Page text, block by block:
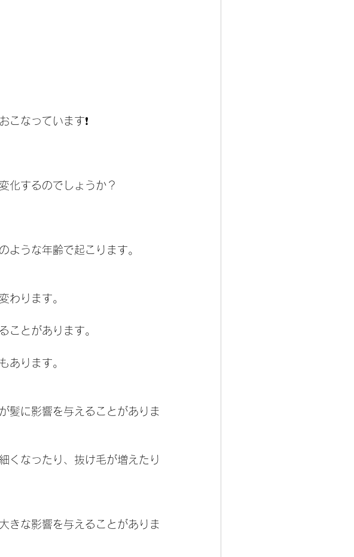
こなっています❗️
化するのでしょうか？
ような年齢で起こります。
わります。
ことがあります。
あります。
髪に影響を与えることがありま
くなったり、抜け毛が増えたり
きな影響を与えることがありま